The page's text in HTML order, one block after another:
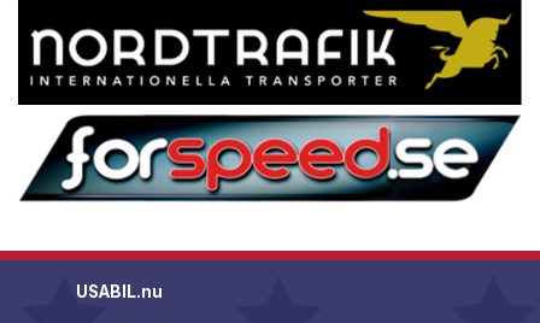
USABIL.nu